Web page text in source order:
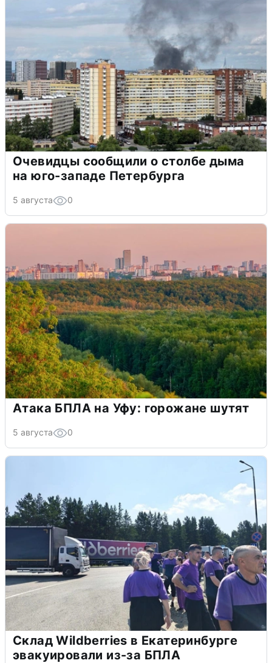
Очевидцы сообщили о столбе дыма
на юго-западе Петербурга
5 августа 0
Атака БПЛА на Уфу: горожане шутят
5 августа 0
Склад Wildberries в Екатеринбурге
эвакуировали из-за БПЛА